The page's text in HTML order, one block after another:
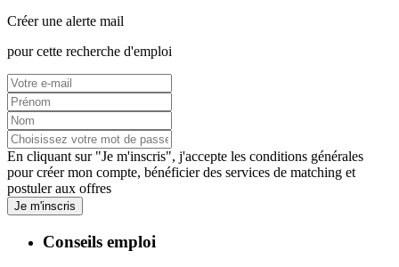
Créer une alerte mail
pour cette recherche d'emploi
En cliquant sur "Je m'inscris", j'accepte les conditions générales
pour créer mon compte, bénéficier des services de matching et
postuler aux offres
Je m'inscris
Conseils emploi